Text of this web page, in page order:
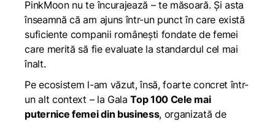
PinkMoon nu te încurajează – te măsoară. Și asta
înseamnă că am ajuns într-un punct în care există
suficiente companii românești fondate de femei
care merită să fie evaluate la standardul cel mai
înalt.
Pe ecosistem l-am văzut, însă, foarte concret într-
un alt context – la GalaTop 100 Cele mai
puternice femei din business, organizată de